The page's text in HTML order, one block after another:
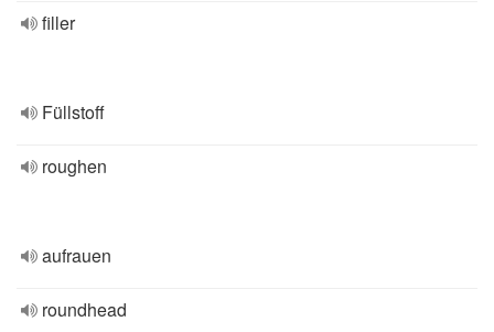
filler
Füllstoff
roughen
aufrauen
roundhead